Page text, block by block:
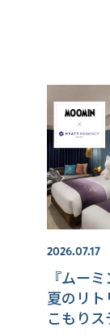
2026.07.17
『ムー
夏のリ
こもり